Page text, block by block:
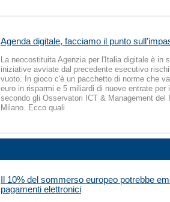
Agenda digitale, facciamo il punto
La neocostituita Agenzia per l'Italia digitale è in
iniziative avviate dal precedente esecutivo
vuoto. In gioco c'è un pacchetto di norme che
euro in risparmi e 5 miliardi di nuove entrate per
secondo gli Osservatori ICT & Management del
Milano. Ecco quali
Il 10% del sommerso europeo potrebbe
pagamenti elettronici